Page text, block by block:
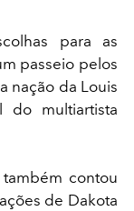
para as
passeio pelos
nação da Louis
do multiartista
contou
de Dakota